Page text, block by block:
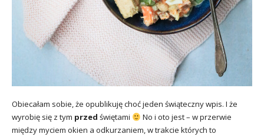
Obiecałam sobie, że opublikuję choć jeden świąteczny wpis. I że
wyrobię się z tym przed świętami
No i oto jest – w przerwie
między myciem okien a odkurzaniem, w trakcie których to